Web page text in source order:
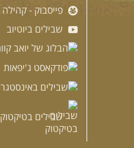
פייסבוק - קהילה
שבילים ביוטיוב
שבילים בטיקטוק